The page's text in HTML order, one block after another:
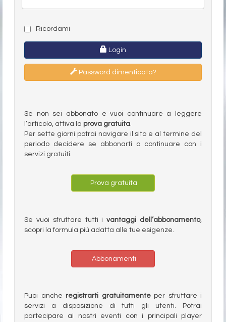
Ricordami
Login
Password dimenticata?
Se non sei abbonato e vuoi continuare a leggere
l’articolo, attiva la prova gratuita.
Per sette giorni potrai navigare il sito e al termine del
periodo decidere se abbonarti o continuare con i
servizi gratuiti.
Prova gratuita
Se vuoi sfruttare tutti ivantaggi dell’abbonamento,
scopri la formula più adatta alle tue esigenze.
Abbonamenti
Puoi anche registrarti gratuitamenteper sfruttare i
servizi a disposizione di tutti gli utenti. Potrai
partecipare ai nostri eventi con i principali player